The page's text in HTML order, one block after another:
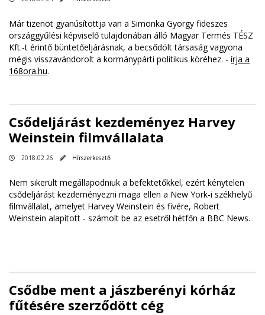
Már tizenöt gyanúsítottja van a Simonka György fideszes
országgyűlési képviselő tulajdonában álló Magyar Termés TÉSZ
Kft.-t érintő büntetőeljárásnak, a becsődölt társaság vagyona
mégis visszavándorolt a kormánypárti politikus köréhez. - írja a
168ora.hu.
Csődeljárást kezdeményez Harvey
Weinstein filmvállalata
2018.02.26 Hírszerkesztő
Nem sikerült megállapodniuk a befektetőkkel, ezért kénytelen
csődeljárást kezdeményezni maga ellen a New York-i székhelyű
filmvállalat, amelyet Harvey Weinstein és fivére, Robert
Weinstein alapított - számolt be az esetről hétfőn a BBC News.
Csődbe ment a jászberényi kórház
fűtésére szerződött cég